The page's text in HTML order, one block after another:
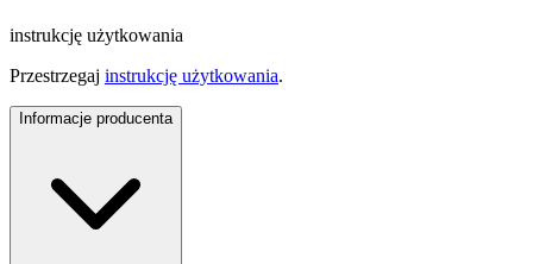
instrukcję użytkowania
Przestrzegaj instrukcję użytkowania.
Informacje producenta